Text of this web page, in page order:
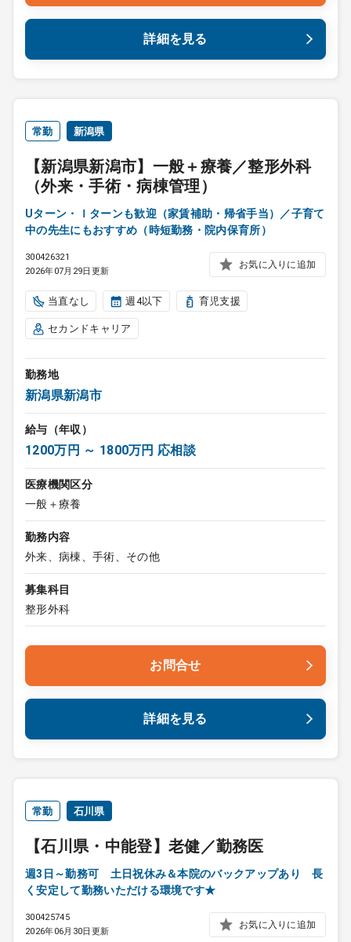
詳細を見る
常勤 新潟県
【新潟県新潟市】一般＋療養／整形外科
（外来・手術・病棟管理）
Uターン・Ｉターンも歓迎（家賃補助・帰省手当）／子育て
中の先生にもおすすめ（時短勤務・院内保育所）
300426321
2026年07月29日更新
お気に入りに追加
当直なし 週4以下 育児支援
セカンドキャリア
勤務地
新潟県新潟市
給与（年収）
1200万円 ～ 1800万円 応相談
医療機関区分
一般＋療養
勤務内容
外来、病棟、手術、その他
募集科目
整形外科
お問合せ
詳細を見る
常勤 石川県
【石川県・中能登】老健／勤務医
週3日～勤務可 土日祝休み＆本院のバックアップあり 長
く安定して勤務いただける環境です★
300425745
2026年06月30日更新
お気に入りに追加